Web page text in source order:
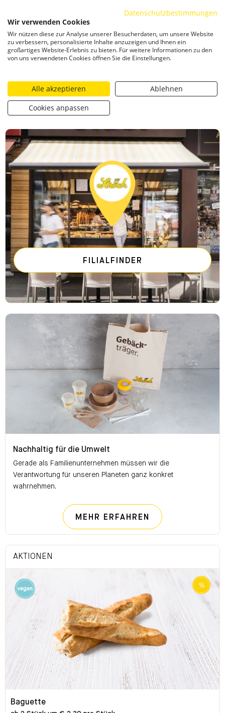
https://stroeck.at/competition/gewinnspiel-simperl-
Toogle share
CATEGORIZED AS
14. JUNI 2024 22:40
Gewinnspiel Simperl g&g60
FILIALFINDER
Nachhaltig für die Umwelt
Gerade als Familienunternehmen müssen wir die
Verantwortung für unseren Planeten ganz konkret
wahrnehmen.
MEHR ERFAHREN NACHHALTIG
AKTIONEN
Baguette
Datenschutzbestimmungen
Wir verwenden Cookies
Wir nützen diese zur Analyse unserer Besucherdaten, um unsere Website
zu verbessern, personalisierte Inhalte anzuzeigen und Ihnen ein
großartiges Website-Erlebnis zu bieten. Für weitere Informationen zu den
von uns verwendeten Cookies öffnen Sie die Einstellungen.
Alle akzeptieren
Ablehnen
Cookies anpassen